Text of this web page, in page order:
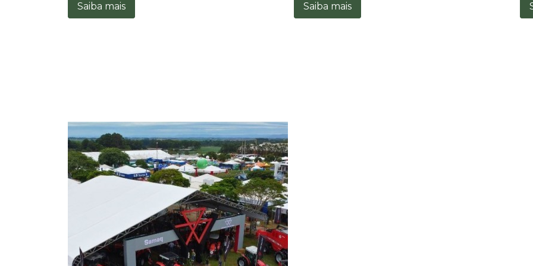
Saiba mais Saiba mais